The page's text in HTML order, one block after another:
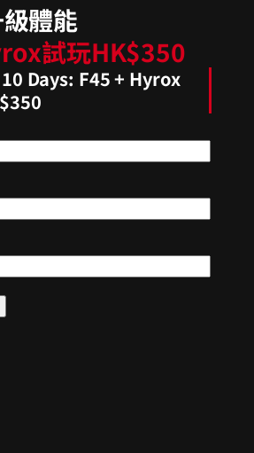
體能
試玩HK$350
Days: F45 + Hyrox